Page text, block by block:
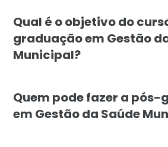
Qual é o objetivo do
graduação em Gestão
Municipal?
Quem pode fazer a
em Gestão da Saúde